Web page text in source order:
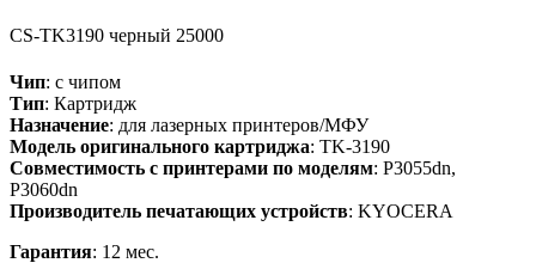
CS-TK3190 черный 25000
Чип: с чипом
Тип: Картридж
Назначение: для лазерных принтеров/МФУ
Модель оригинального картриджа: TK-3190
Совместимость с принтерами по моделям: P3055dn,
P3060dn
Производитель печатающих устройств: KYOCERA
Гарантия: 12 мес.